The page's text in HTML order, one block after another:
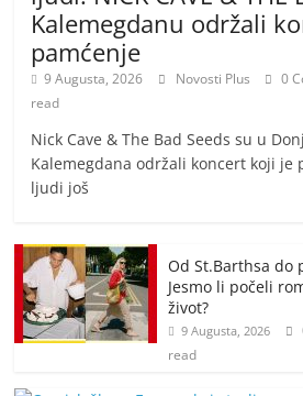
Kalemegdanu održali
pamćenje
9 Augusta, 2026 Novosti Plus 0
read
Nick Cave & The Bad Seeds su u
Kalemegdana održali koncert koji je
ljudi još
Od St.Barthsa do
Jesmo li počeli
život?
9 Augusta, 2026
read